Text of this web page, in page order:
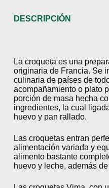
DESCRIPCIÓN
La croqueta es una
originaria de Francia. Se
culinaria de países de
acompañamiento o plato
porción de masa hecha
ingredientes, la cual
huevo y pan rallado.
Las croquetas entran
alimentación variada y
alimento bastante
huevo y leche, además